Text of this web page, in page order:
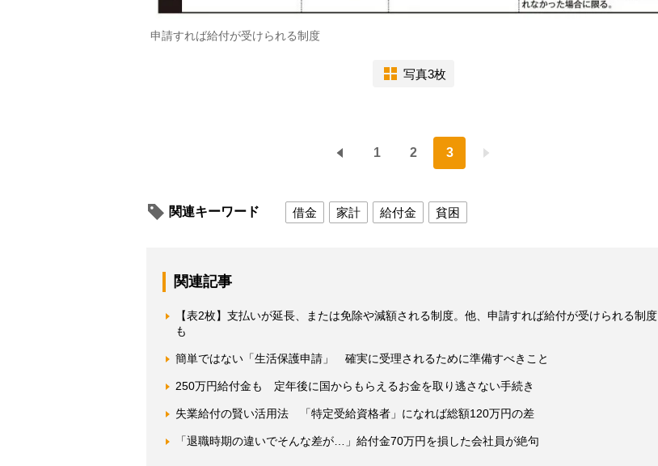
申請すれば給付が受けられる制度
写真3枚
1 2 3
関連キーワード 借金 家計 給付金 貧困
関連記事
【表2枚】支払いが延長、または免除や減額される制度。他、申請すれば給付が受けられる制度
も
簡単ではない「生活保護申請」 確実に受理されるために準備すべきこと
250万円給付金も 定年後に国からもらえるお金を取り逃さない手続き
失業給付の賢い活用法 「特定受給資格者」になれば総額120万円の差
「退職時期の違いでそんな差が…」給付金70万円を損した会社員が絶句